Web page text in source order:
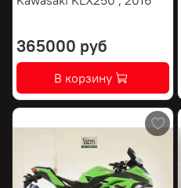
365000 руб
В корзину